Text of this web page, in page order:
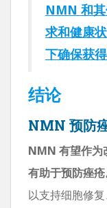
NMN 和
求和健康
下确保获
结论
NMN 预防
NMN 有望作为
有助于预防痤疮
以支持细胞修